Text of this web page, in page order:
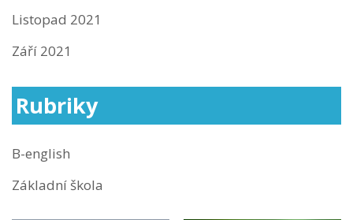
Listopad 2021
Září 2021
Rubriky
B-english
Základní škola